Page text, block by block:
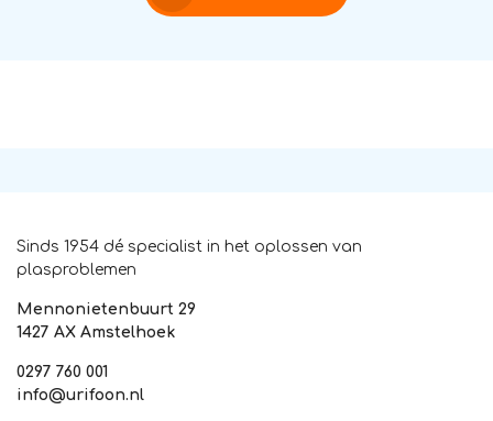
Sinds 1954 dé specialist in het oplossen van
plasproblemen
Mennonietenbuurt 29
1427 AX Amstelhoek
0297 760 001
info@urifoon.nl